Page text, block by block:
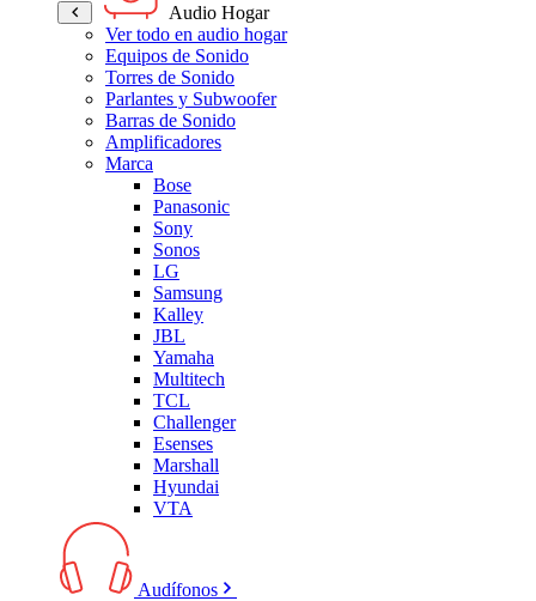
Audio Hogar
Ver todo en audio hogar
Equipos de Sonido
Torres de Sonido
Parlantes y Subwoofer
Barras de Sonido
Amplificadores
Marca
Bose
Panasonic
Sony
Sonos
LG
Samsung
Kalley
JBL
Yamaha
Multitech
TCL
Challenger
Esenses
Marshall
Hyundai
VTA
Audífonos